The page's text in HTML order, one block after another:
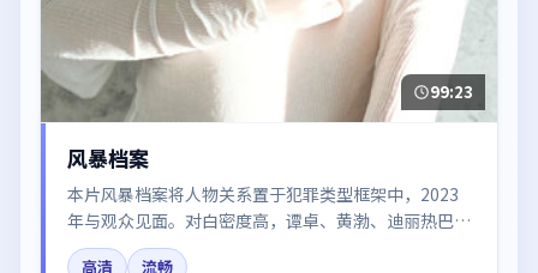
99:23
风暴档案
本片风暴档案将人物关系置于犯罪类型框架中，2023
年与观众见面。对白密度高，谭卓、黄渤、迪丽热巴、
张子枫、王景春的台词节奏值得关注；整体气质偏美国
高清
流畅